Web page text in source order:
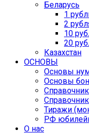
Беларусь
1
2
10
20
Казахстан
ОСНОВЫ
Основы
Основы
Тиражи
РФ
О нас